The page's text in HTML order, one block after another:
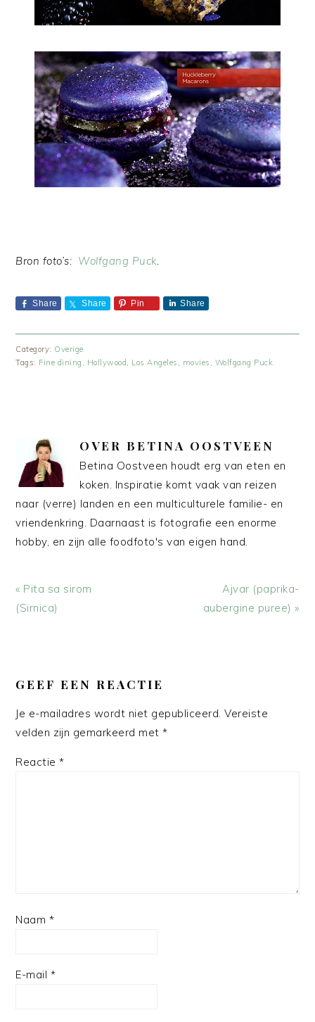
Bron foto’s: Wolfgang Puck.
Share Share Pin Share
Category: Overige
Tags: Fine dining , Hollywood , Los Angeles , movies , Wolfgang Puck
OVER BETINA OOSTVEEN
Betina Oostveen houdt erg van eten en
koken. Inspiratie komt vaak van reizen
naar (verre) landen en een multiculturele familie- en
vriendenkring. Daarnaast is fotografie een enorme
hobby, en zijn alle foodfoto's van eigen hand.
Vorig
bericht:
« Pita sa sirom
(Sirnica)
Volgend
bericht:
Ajvar (paprika-
aubergine puree) »
INTERACTIES
GEEF EEN REACTIE
Je e-mailadres wordt niet gepubliceerd. Vereiste
velden zijn gemarkeerd met*
Reactie*
Naam *
E-mail *